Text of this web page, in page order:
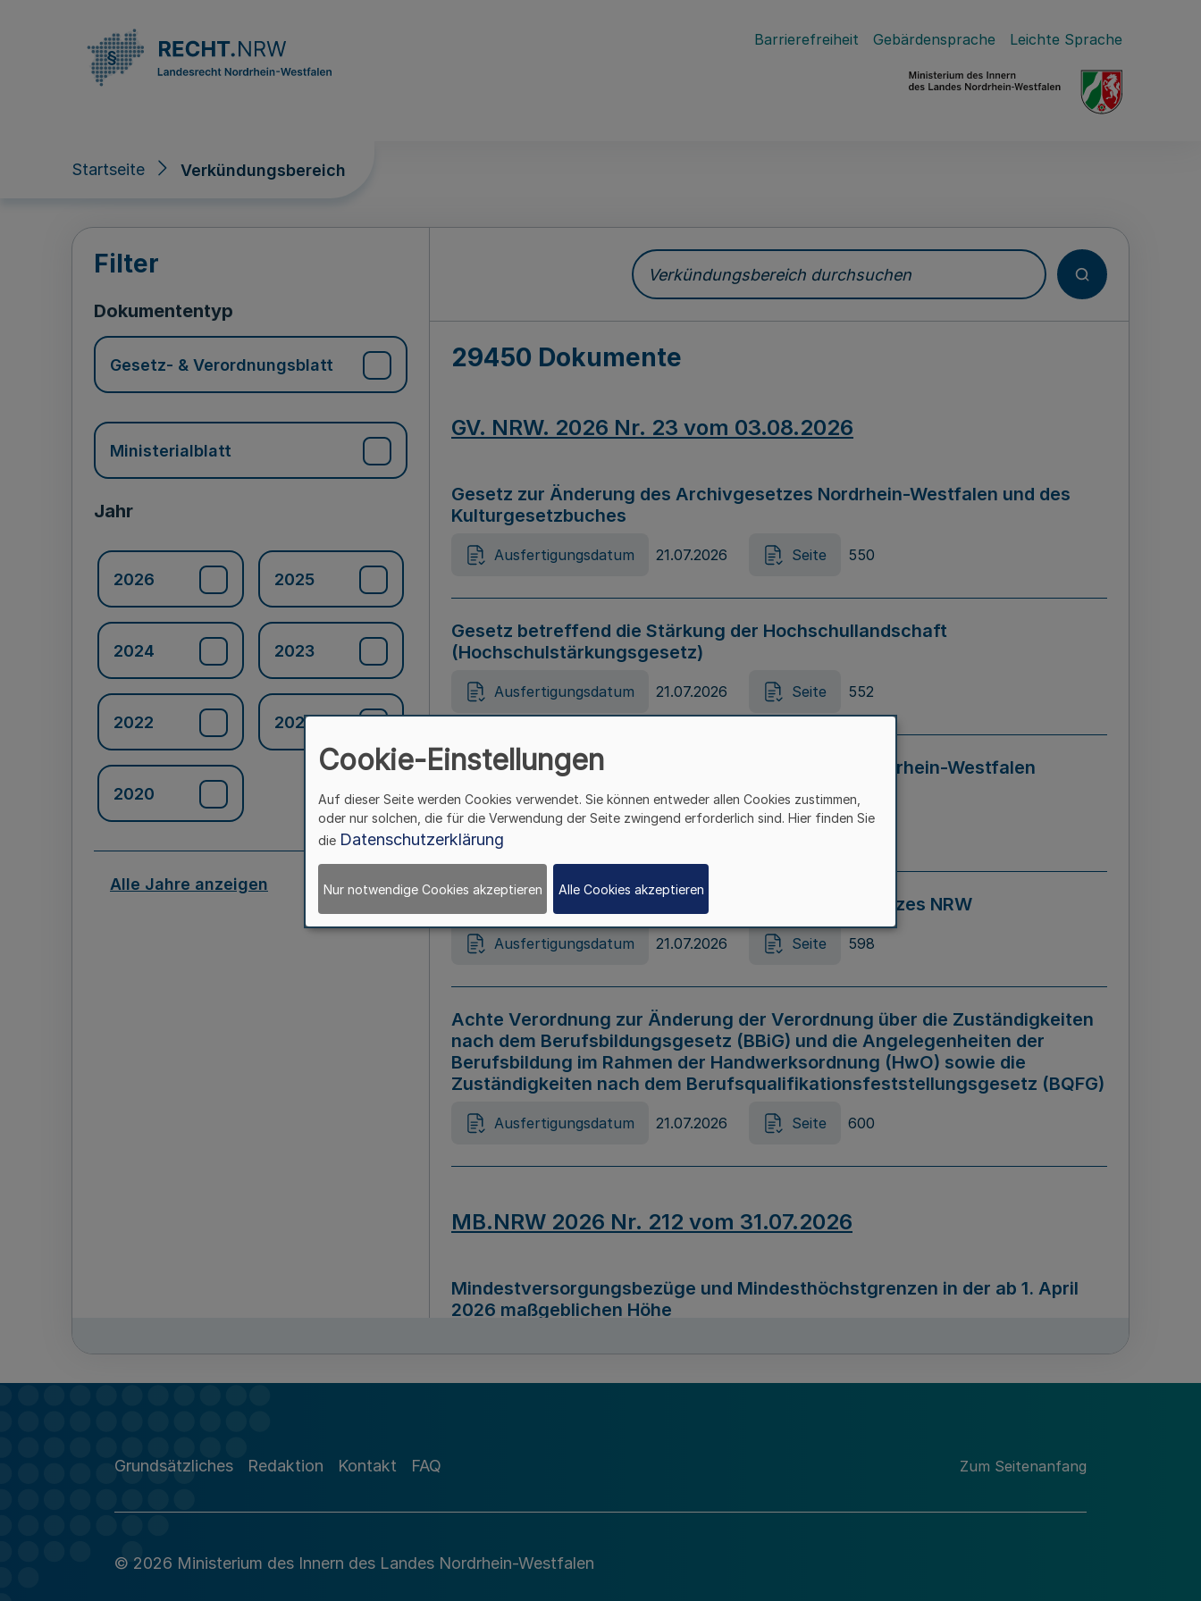
Barrierefreiheit Gebärdensprache Leichte Sprache
Startseite Verkündungsbereich
Verkündungsbereich
Filter
Dokumententyp
Gesetz- & Verordnungsblatt
Ministerialblatt
Jahr
2026 2025
2024 2023
2022 2021
2020
Alle Jahre anzeigen
Verkündungsbereich durchsuchen
29450 Dokumente
GV. NRW. 2026 Nr. 23 vom 03.08.2026
Gesetz zur Änderung des Archivgesetzes Nordrhein-Westfalen und des
Kulturgesetzbuches
Ausfertigungsdatum 21.07.2026 Seite 550
Gesetz betreffend die Stärkung der Hochschullandschaft
(Hochschulstärkungsgesetz)
Ausfertigungsdatum 21.07.2026 Seite 552
Gesetz zur Vermeidung von Diskriminierung in Nordrhein-Westfalen
(Landesantidiskriminierungsgesetz – LADG NRW)
Ausfertigungsdatum 21.07.2026 Seite 595
Gesetz zur Änderung des Online-Casinospiel Gesetzes NRW
Ausfertigungsdatum 21.07.2026 Seite 598
Achte Verordnung zur Änderung der Verordnung über die Zuständigkeiten
nach dem Berufsbildungsgesetz (BBiG) und die Angelegenheiten der
Berufsbildung im Rahmen der Handwerksordnung (HwO) sowie die
Zuständigkeiten nach dem Berufsqualifikationsfeststellungsgesetz (BQFG)
Ausfertigungsdatum 21.07.2026 Seite 600
MB.NRW 2026 Nr. 212 vom 31.07.2026
Mindestversorgungsbezüge und Mindesthöchstgrenzen in der ab 1. April
2026 maßgeblichen Höhe
Richtlinie zur Durchführung des Förderprogramms „Mittelstand Innovativ &
Grundsätzliches Redaktion Kontakt FAQ Zum Seitenanfang
© 2026 Ministerium des Innern des Landes Nordrhein-Westfalen
Cookie-Einstellungen
Auf dieser Seite werden Cookies verwendet. Sie können entweder allen Cookies zustimmen,
oder nur solchen, die für die Verwendung der Seite zwingend erforderlich sind. Hier finden Sie
die Datenschutzerklärung
Nur notwendige Cookies akzeptieren Alle Cookies akzeptieren